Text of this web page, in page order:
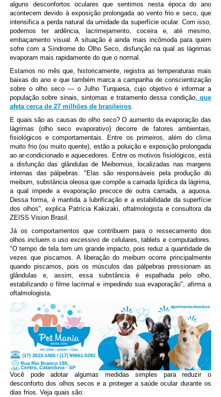
alguns desconfortos oculares que sentimos nesta época do ano
acontecem devido à exposição prolongada ao vento frio e seco, que
intensifica a perda natural da umidade da superfície ocular. Com isso,
podemos ter ardência, lacrimejamento, coceira e, até mesmo,
embaçamento visual. A situação é ainda mais incômoda para quem
sofre com a Síndrome do Olho Seco, disfunção na qual as lágrimas
evaporam mais rapidamente do que o normal.
Estamos no mês que, historicamente, registra as temperaturas mais
baixas do ano e que também marca a campanha de conscientização
sobre o olho seco — o Julho Turquesa, cujo objetivo é informar a
população sobre sinais, sintomas e tratamento dessa condição, que
afeta cerca de 27 milhões de brasileiros.
E quais são as causas do olho seco? O aumento da evaporação das
lágrimas (olho seco evaporativo) decorre de fatores ambientais,
fisiológicos e comportamentais. Entre os primeiros, além do clima
muito frio (ou muito quente), estão a poluição e exposição prolongada
ao ar-condicionado e aquecedores. Entre os motivos fisiológicos, está
a disfunção das glândulas de Meibomius, localizadas nas margens
internas das pálpebras. "Elas são responsáveis pela produção do
meibum, substância oleosa que compõe a camada lipídica da lágrima,
a qual impede a evaporação precoce de outra camada, a aquosa.
Dessa forma, é mantida a lubrificação e a estabilidade da superfície
dos olhos", explica Patrícia Kakizaki, oftalmologista e consultora da
ZEISS Vision Brasil.
Já os comportamentos que contribuem para o ressecamento dos
olhos incluem o uso excessivo de celulares, tablets e computadores.
"O tempo de tela tem um grande impacto, pois reduz a quantidade de
vezes que piscamos. A liberação do meibum ocorre principalmente
quando piscamos, pois os músculos das pálpebras pressionam as
glândulas e, assim, essa substância é espalhada pelo olho,
estabilizando o filme lacrimal e impedindo sua evaporação", afirma a
oftalmologista.
Você pode adotar algumas medidas simples para reduzir o
desconforto dos olhos secos e a proteger a saúde ocular durante os
dias frios. Veja quais são: